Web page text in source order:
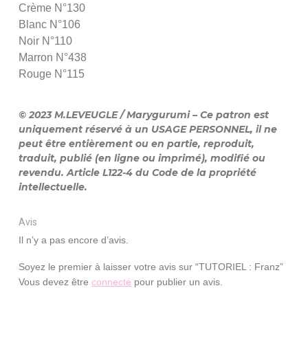
Crème N°130
Blanc N°106
Noir N°110
Marron N°438
Rouge N°115
© 2023 M.LEVEUGLE / Marygurumi – Ce patron est
uniquement réservé à un USAGE PERSONNEL, il ne
peut être entièrement ou en partie, reproduit,
traduit, publié (en ligne ou imprimé), modifié ou
revendu. Article L122-4 du Code de la propriété
intellectuelle.
Avis
Il n’y a pas encore d’avis.
Soyez le premier à laisser votre avis sur “TUTORIEL : Franz”
Vous devez être connecté pour publier un avis.